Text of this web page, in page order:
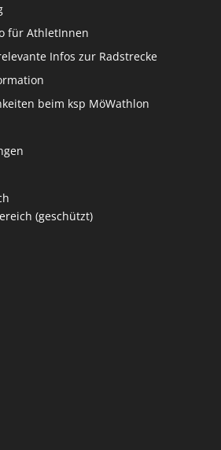
für AthletInnen
Infos zur Radstrecke
beim ksp MöWathlon
(geschützt)